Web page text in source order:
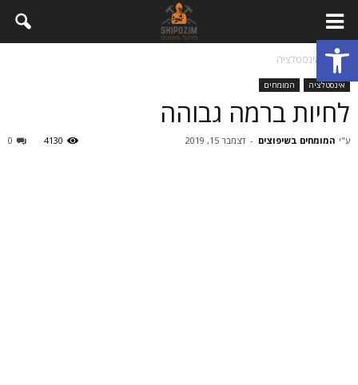
פתח סרגל נגישות
בית אינסטלציה
אינסטלציה המומחים
לחיות ברמה גבוהה
ע"י המומחים בשיפוצים - דצמבר 15, 2019 0 4130